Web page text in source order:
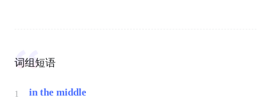
词组短语
1 in the middle